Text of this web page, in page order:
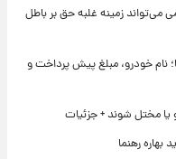
زمینه غلبه حق بر باطل
نام خودرو، مبلغ پیش پرداخت و
مختل شوند + جزئیات
بهاره رهنما